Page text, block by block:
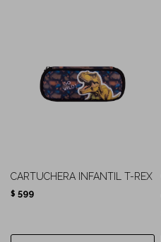
CARTUCHERA INFANTIL T-REX
$ 599